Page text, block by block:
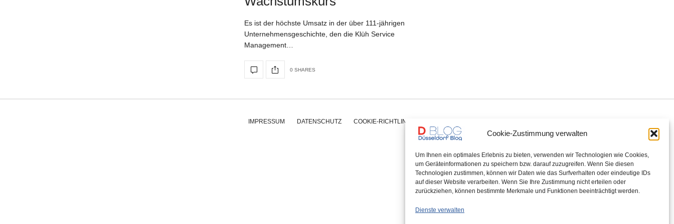
Cookie-Zustimmung verwalten
Um Ihnen ein optimales Erlebnis zu bieten, verwenden wir Technologien wie Cookies,
um Geräteinformationen zu speichern bzw. darauf zuzugreifen. Wenn Sie diesen
Technologien zustimmen, können wir Daten wie das Surfverhalten oder eindeutige IDs
auf dieser Website verarbeiten. Wenn Sie Ihre Zustimmung nicht erteilen oder
zurückziehen, können bestimmte Merkmale und Funktionen beeinträchtigt werden.
Dienste verwalten
Es ist der höchste Umsatz in der über 111-jährigen
Unternehmensgeschichte, den die Klüh Service
Management…
0 SHARES
IMPRESSUM DATENSCHUTZ COOKIE-RICHTLINIE (EU)